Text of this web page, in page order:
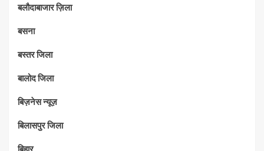
बलौदाबाजार ज़िला
बसना
बस्तर जिला
बालोद जिला
बिज़नेस न्यूज़
बिलासपुर जिला
बिहार